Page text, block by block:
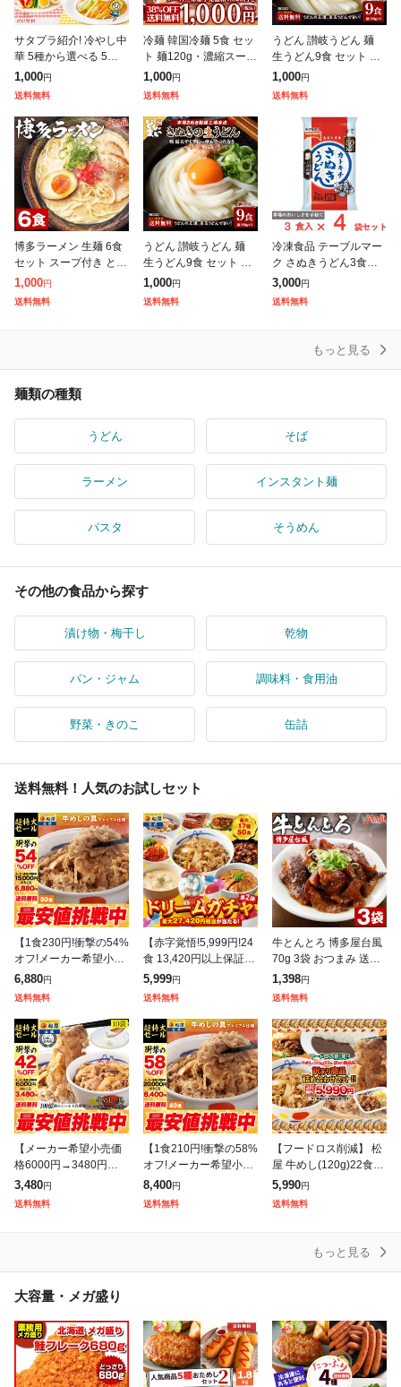
サタプラ紹介! 冷やし中
華 5種から選べる 5食 6
食 レモンちゃん シーク
ワーサーちゃん うめね
プレミ
1,000円
送料無料
冷麺 韓国冷麺 5食 セッ
ト 麺120g・濃縮スープ
30g×各5袋 メール便 送
料無料 他商品と同梱不
1,000円
送料無料
うどん 讃岐うどん 麺
生うどん9食 セット 送
料無料(300g(3食)×3袋)
普通麺 麺のみ [メール
1,000円
送料無料
博多ラーメン 生麺 6食
セット スープ付き とん
こつラーメン ご当地 送
料無料 福岡 屋台 豚骨
1,000円
送料無料
うどん 讃岐うどん 麺
生うどん9食 セット 送
料無料(300g(3食)×3袋)
普通麺 麺のみ [メール
1,000円
送料無料
冷凍食品 テーブルマー
ク さぬきうどん3食入×
4袋 冷凍 うどん さぬき
うどん 讃岐うどん
3,000円
送料無料
もっと見る
麺類の種類
うどん そば
ラーメン インスタント麺
パスタ そうめん
その他の食品から探す
漬け物・梅干し 乾物
パン・ジャム 調味料・食用油
野菜・きのこ 缶詰
送料無料！人気のお試しセット
【1食230円!衝撃の54%
オフ!メーカー希望小売
価格15,000円→6,880
円】 牛めしの具(プレミ
6,880円
送料無料
【赤字覚悟!5,999円!24
食 13,420円以上保証!】
松屋 新春 ドリームガチ
ャ 福袋 2026 最大27,42
5,999円
送料無料
牛とんとろ 博多屋台風
70g 3袋 おつまみ 送料
無料 お試し 国産 和牛
牛肉 トントロ 豚とろ
お
1,398円
送料無料
【メーカー希望小売価
格6000円→3480円】
松屋 乳酸菌入り牛めし
の具(プレミアム仕様)1
3,480円
送料無料
【1食210円!衝撃の58%
オフ!メーカー希望小売
価格20,000円→8,400
円】 松屋 新牛めしの具
8,400円
送料無料
【フードロス削減】 松
屋 牛めし(120g)22食
+訳あり商品(8品)計30
食が入ったお得な訳あ
5,990円
送料無料
もっと見る
大容量・メガ盛り